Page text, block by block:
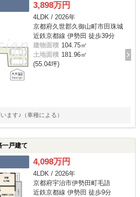
3,898万円
4LDK / 2026年
京都府久世郡久御山町市田珠城
近鉄京都線 伊勢田 徒歩39分
建物面積 104.75㎡
土地面積 181.96㎡
(55.04坪)
ます♪（車種による）
戸建て
4,098万円
4LDK / 2026年
京都府宇治市伊勢田町毛語
近鉄京都線 伊勢田 徒歩9分